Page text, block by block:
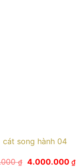
cát song hành 04
₫ Giá
4.000.000 ₫